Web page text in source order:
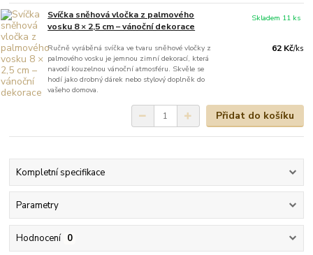
Svíčka sněhová vločka z palmového
vosku 8 × 2,5 cm – vánoční dekorace
Ručně vyráběná svíčka ve tvaru sněhové vločky z
palmového vosku je jemnou zimní dekorací, která
navodí kouzelnou vánoční atmosféru. Skvěle se
hodí jako drobný dárek nebo stylový doplněk do
vašeho domova.
62 Kč/ks
Skladem 11 ks
Přidat do košíku
Kompletní specifikace
Parametry
Hodnocení 0